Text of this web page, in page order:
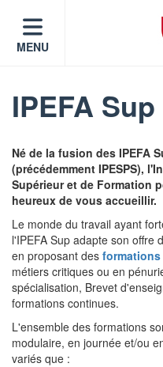
MENU
IPEFA Sup
Né de la fusion des IPEFA
(précédemment IPESPS),
Supérieur et de Formation
heureux de vous accueillir.
Le monde du travail ayant
l'IPEFA Sup adapte son offre
en proposant des formations
métiers critiques ou en
spécialisation, Brevet
formations continues.
L'ensemble des formations
modulaire, en journée et/ou
variés que :